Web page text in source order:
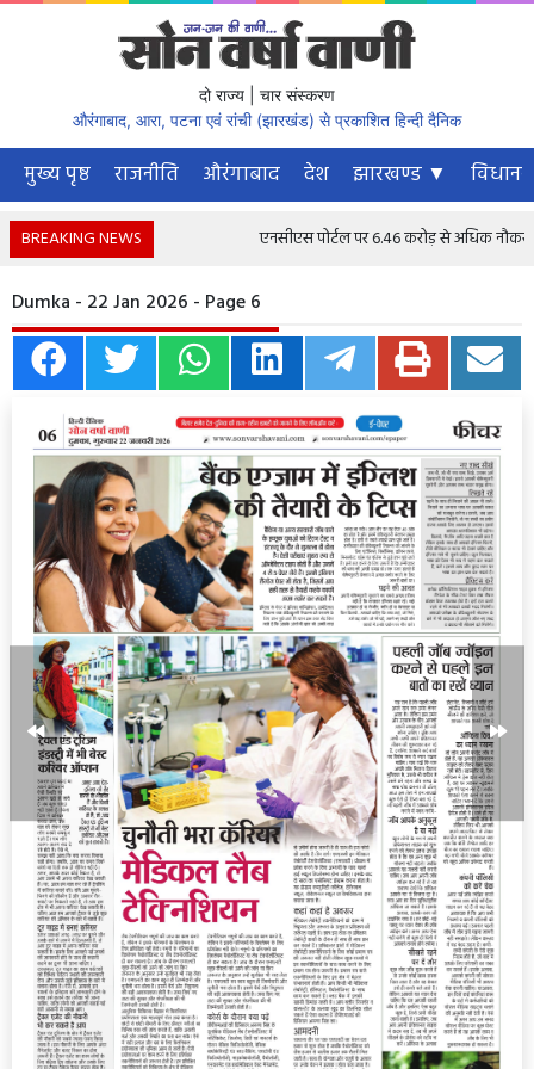
दो राज्य | चार संस्करण
औरंगाबाद, आरा, पटना एवं रांची (झारखंड) से प्रकाशित हिन्दी दैनिक
मुख्य पृष्ठ राजनीति औरंगाबाद देश झारखण्ड ▼
BREAKING NEWS एनसीएस पोर्टल पर 6.46 करोड़ से अधिक नौकरी
Dumka - 22 Jan 2026 - Page 6